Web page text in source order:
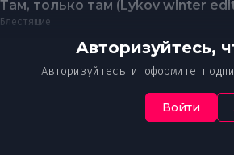
Блестящие
Авторизуйтесь,
Авторизуйтесь и оформите
Войти